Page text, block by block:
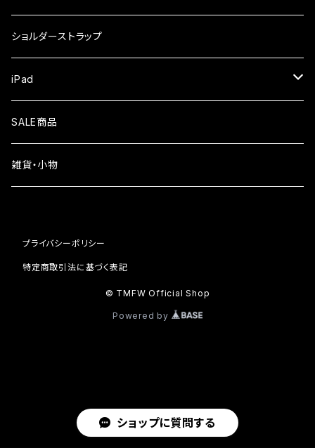
ショップに質問する
ガラスフィルム
Xiaomi
ガラスフィルム
iPhone16
iPhone15
iPhone13
ショルダーストラップ
iPad
液晶フィルム
SALE商品
雑貨・小物
プライバシーポリシー
特定商取引法に基づく表記
© TMFW Official Shop
Powered by